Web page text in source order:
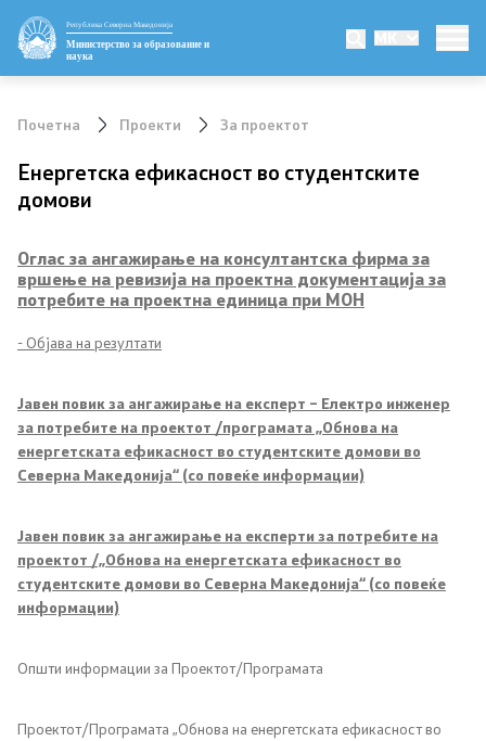
Република Северна Македонија
Министерство за образование и
наука
MK
Министерство
Државен секретар
Мисија и визија
Политика за квалитет
Сектори
Органи во состав
Кодекс за административни службеници
Заштитено внатрешно пријавување
Почетна Проекти За проектот
Енергетска ефикасност во студентските
домови
Оглас за ангажирање на консултантска фирма за
вршење на ревизија на проектна документација за
потребите на проектна единица при МОН
- Објава на резултати
Јавен повик за ангажирање на експерт – Eлектро инжeнер
за потребите на проектот /програмата „Обнова на
енергетската ефикасност во студентските домови во
Северна Македонија“ (со повеќе информации)
Јавен повик за ангажирање на експерти за потребите на
проектот /„Обнова на енергетската ефикасност во
студентските домови во Северна Македонија“ (со повеќе
информации)
Општи информации за Проектот/Програмата
Проектот/Програмата „Обнова на енергетската ефикасност во